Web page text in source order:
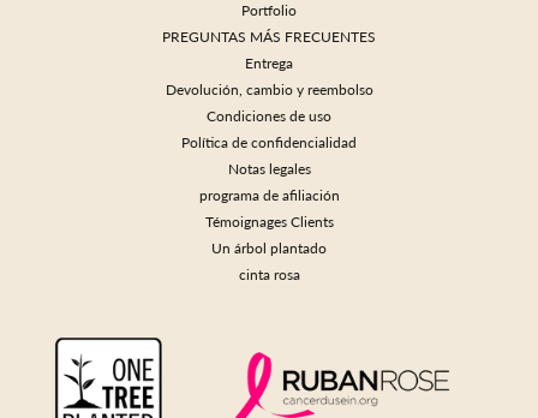
Portfolio
PREGUNTAS MÁS FRECUENTES
Entrega
Devolución, cambio y reembolso
Condiciones de uso
Política de confidencialidad
Notas legales
programa de afiliación
Témoignages Clients
Un árbol plantado
cinta rosa